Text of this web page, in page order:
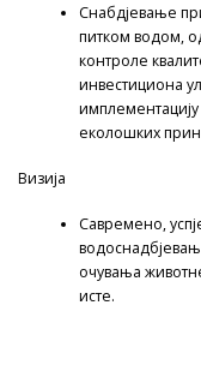
Снабдјевање
питком водом,
контроле
инвестициона
еколошких
Визија
Савремено,
очувања
исте.